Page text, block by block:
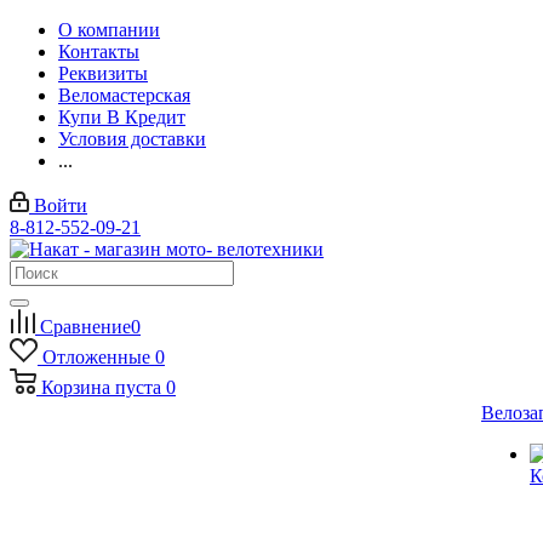
О компании
Контакты
Реквизиты
Веломастерская
Купи В Кредит
Условия доставки
...
Войти
8-812-552-09-21
Сравнение0
Отложенные 0
Корзина пуста 0